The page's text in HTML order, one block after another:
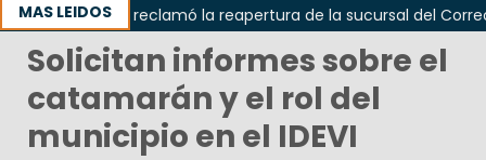
MAS LEIDOS
Odarda reclamó la reapertura de la sucursal del Correo
Solicitan informes sobre el
catamarán y el rol del
municipio en el IDEVI